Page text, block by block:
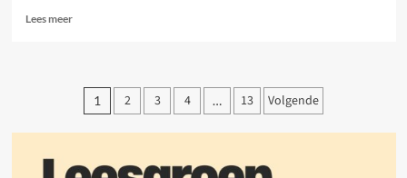
Lees meerLees
opkomst
van
Socialistische
Berichten
paginering
1 2 3 4 … 13 Volgende